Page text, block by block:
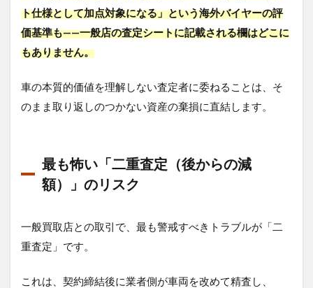
ト仕様として加点対象になる」という海外バイヤーの評
価基準も——一般店の査定シートに記載される欄はどこに
もありません。
車の本質的価値を理解しない査定者に委ねることは、そ
のまま取り返しのつかない資産の棄損に直結します。
最も怖い「二重査定（後からの減
額）」のリスク
一般買取店との取引で、最も警戒すべきトラブルが「二
重査定」です。
これは、契約締結後に業者側が車両を改めて精査し、